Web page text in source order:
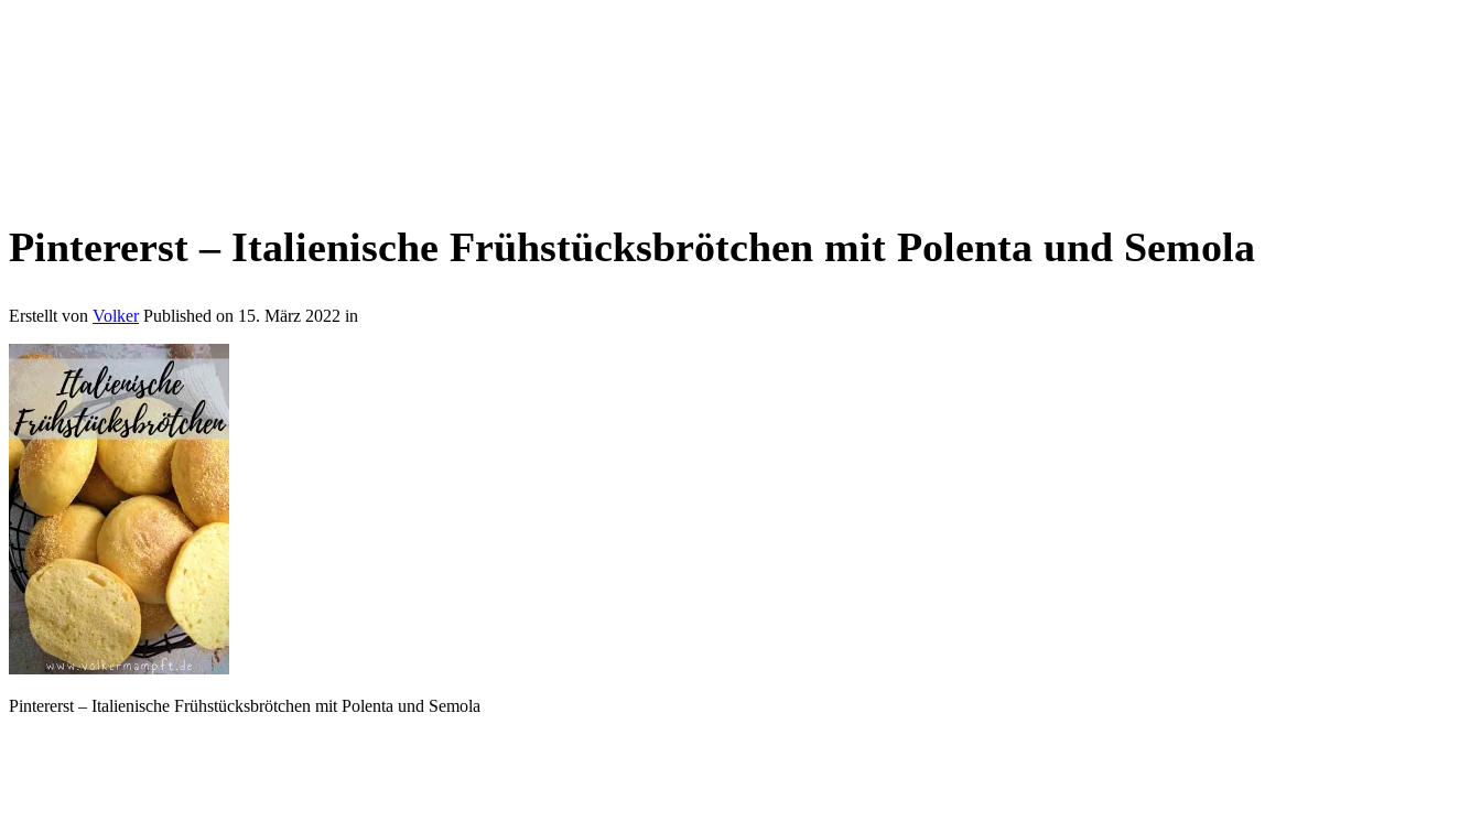
Pintererst – Italienische Frühstücksbrötchen mit Polenta und Semola
Erstellt von Volker Published on 15. März 2022 in
Pintererst – Italienische Frühstücksbrötchen mit Polenta und Semola